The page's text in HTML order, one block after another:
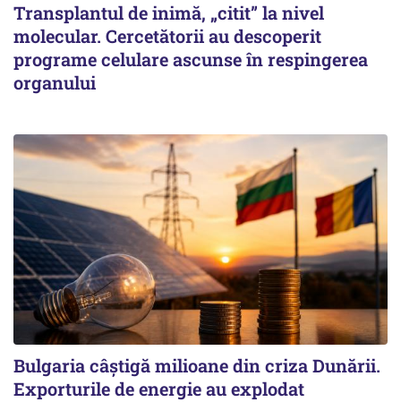
Transplantul de inimă, „citit” la nivel
molecular. Cercetătorii au descoperit
programe celulare ascunse în respingerea
organului
Bulgaria câștigă milioane din criza Dunării.
Exporturile de energie au explodat